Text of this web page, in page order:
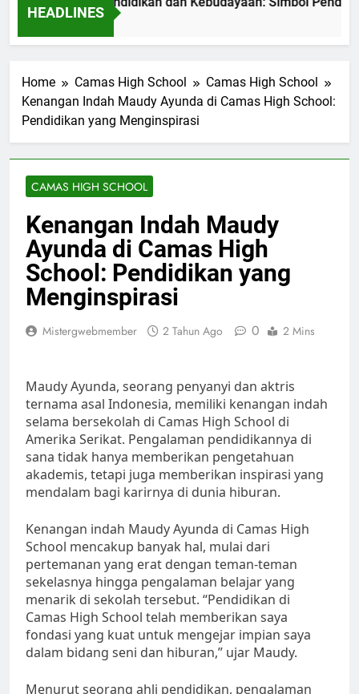
HEADLINES
Home Camas High School
Camas High School
Kenangan Indah Maudy Ayunda di Camas High School:
Pendidikan yang Menginspirasi
CAMAS HIGH SCHOOL
Kenangan Indah Maudy
Ayunda di Camas High
School: Pendidikan yang
Menginspirasi
Mistergwebmember 2 Tahun Ago 0 2 Mins
Maudy Ayunda, seorang penyanyi dan aktris
ternama asal Indonesia, memiliki kenangan indah
selama bersekolah di Camas High School di
Amerika Serikat. Pengalaman pendidikannya di
sana tidak hanya memberikan pengetahuan
akademis, tetapi juga memberikan inspirasi yang
mendalam bagi karirnya di dunia hiburan.
Kenangan indah Maudy Ayunda di Camas High
School mencakup banyak hal, mulai dari
pertemanan yang erat dengan teman-teman
sekelasnya hingga pengalaman belajar yang
menarik di sekolah tersebut. “Pendidikan di
Camas High School telah memberikan saya
fondasi yang kuat untuk mengejar impian saya
dalam bidang seni dan hiburan,” ujar Maudy.
Menurut seorang ahli pendidikan, pengalaman